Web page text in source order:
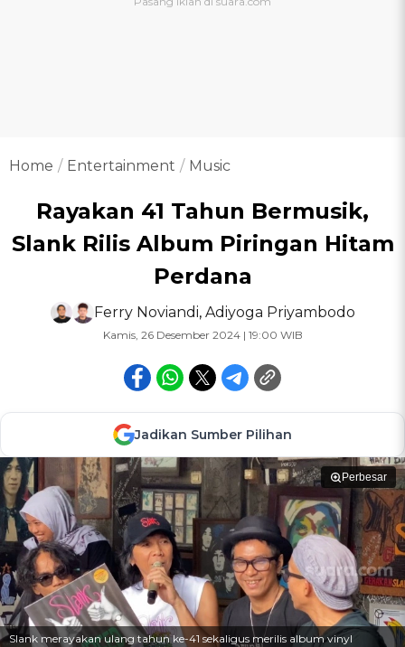
Home Entertainment Music
Rayakan 41 Tahun Bermusik,
Slank Rilis Album Piringan Hitam
Perdana
Ferry Noviandi, Adiyoga Priyambodo
Kamis, 26 Desember 2024 | 19:00 WIB
Jadikan Sumber Pilihan
Perbesar
Slank merayakan ulang tahun ke-41 sekaligus merilis album vinyl